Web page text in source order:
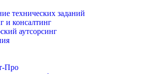
технических заданий
и консалтинг
аутсорсинг
Про